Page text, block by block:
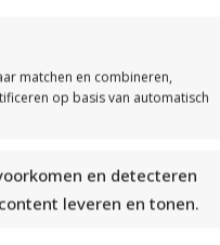
matchen en combineren,
op basis van automatisch
en detecteren
leveren en tonen.